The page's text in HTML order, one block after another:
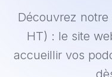
Découvrez
HT) : le site
accueillir vos